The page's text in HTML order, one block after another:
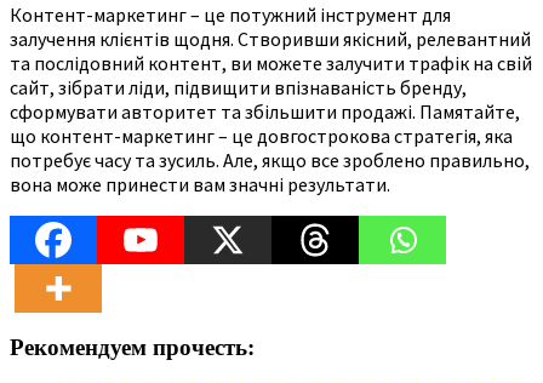
Контент-маркетинг – це потужний інструмент для
залучення клієнтів щодня. Створивши якісний, релевантний
та послідовний контент, ви можете залучити трафік на свій
сайт, зібрати ліди, підвищити впізнаваність бренду,
сформувати авторитет та збільшити продажі. Памятайте,
що контент-маркетинг – це довгострокова стратегія, яка
потребує часу та зусиль. Але, якщо все зроблено правильно,
вона може принести вам значні результати.
Рекомендуем прочесть: